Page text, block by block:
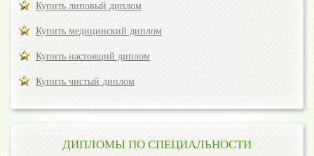
Купить липовый диплом
Купить медицинский диплом
Купить настоящий диплом
Купить чистый диплом
ДИПЛОМЫ ПО СПЕЦИАЛЬНОСТИ